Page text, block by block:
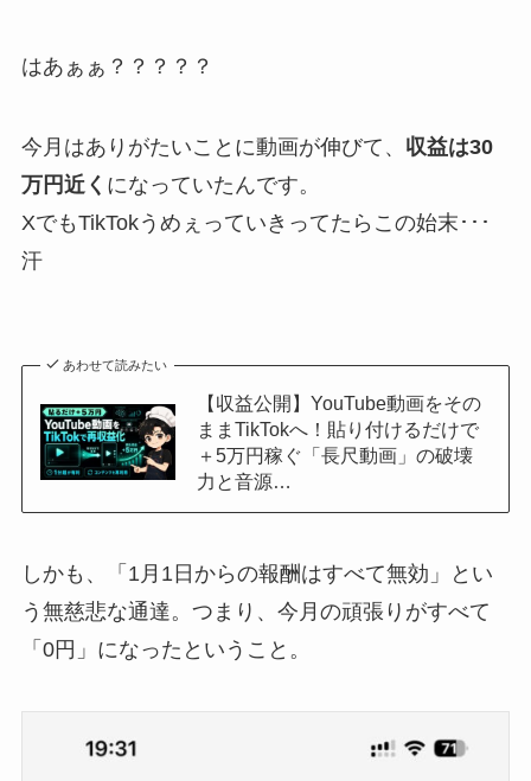
はあぁぁ？？？？？
今月はありがたいことに動画が伸びて、 収益は30
万円近く になっていたんです。
XでもTikTokうめぇっていきってたらこの始末･･･
汗
あわせて読みたい
【収益公開】YouTube動画をその
ままTikTokへ！貼り付けるだけで
＋5万円稼ぐ「長尺動画」の破壊
力と音源…
しかも、「1月1日からの報酬はすべて無効」とい
う無慈悲な通達。つまり、今月の頑張りがすべて
「0円」になったということ。